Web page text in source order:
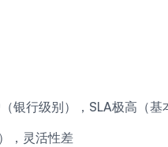
银行级别），SLA极高（基
，灵活性差